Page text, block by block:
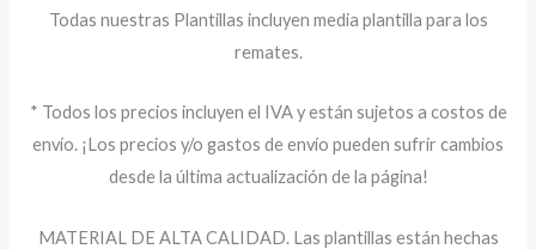
Todas nuestras Plantillas incluyen media plantilla para los
remates.
* Todos los precios incluyen el IVA y están sujetos a costos de
envío. ¡Los precios y/o gastos de envío pueden sufrir cambios
desde la última actualización de la página!
MATERIAL DE ALTA CALIDAD. Las plantillas están hechas